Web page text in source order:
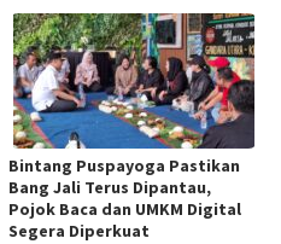
Bintang Puspayoga Pastikan
Bang Jali Terus Dipantau,
Pojok Baca dan UMKM Digital
Segera Diperkuat